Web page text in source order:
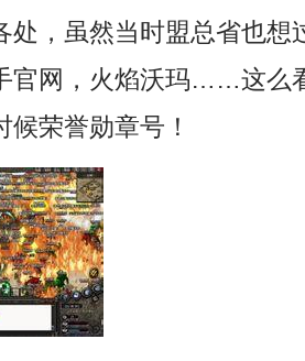
处，虽然当时盟总省也想
官网，火焰沃玛……这么
荣誉勋章号！